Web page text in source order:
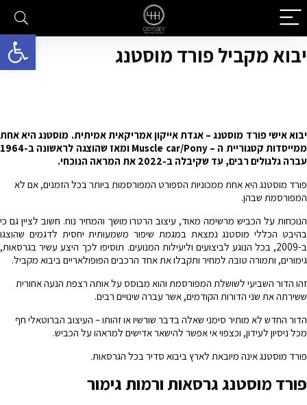
פתח יבוא מקביל פורד מוסטנג
יבוא אישי פורד מוסטנג – אגדת אייקון אמריקאית אמיתית. מוסטנג היא אחת
ממייסדות קטגוריית ה – Muscle car/Pony ומאז שהוצגה לראשונה ב-1964
עברה גלגולים רבים, עד שקיבלה ב-2022 את המראה הנוכחי.
פורד מוסטנג היא אחת ממכוניות הספורט המפורסמות ביותר בכל הזמנים, אם לא
המפורסמת שבהן.
הנוכחות על הכביש מרשימה מאוד, עיצוב הרטרו מושך והמחיר נוח. חשוב לציין גם כי
בהיבט הכללי מוסטנג נמצאת במגמת שיפור משמעותית יחסית לדגמים שהוצגו
ב-2009, בכל הנוגע לביצועים וליעילות המנועים. תוסיפו לכך היצע עשיר בגרסאות,
גימורים, ותמורה טובה למחיר ותקבלו את אחד הרכבים הפופולאריים ביבוא מקביל.
זהו הדור השביעי לשושלת המפורסמת והוא מבוסס על אותה רצפת הנעה אחורית
ששירתה את שני הדורות הקודמים, אשר עברה שינויים רבים.
הדור החדש לא מותיר סימני שאלה בדבר שורשיו או זהותו – העיצוב הברוטאלי חף
מכל ניסיון לעידון, וכצפוי אי אפשר להישאר אדישים למראהו על הכביש.
פורד מוסטנג אינה מיובאת לארץ ביבוא סדיר בכל הגרסאות.
פורד מוסטנג גרסאות ורמות גימור